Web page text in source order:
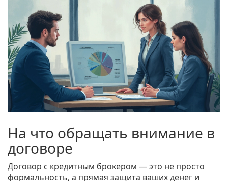
На что обращать внимание в
договоре
Договор с кредитным брокером — это не просто
формальность, а прямая защита ваших денег и